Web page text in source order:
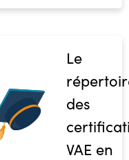
Le
des
VAE en